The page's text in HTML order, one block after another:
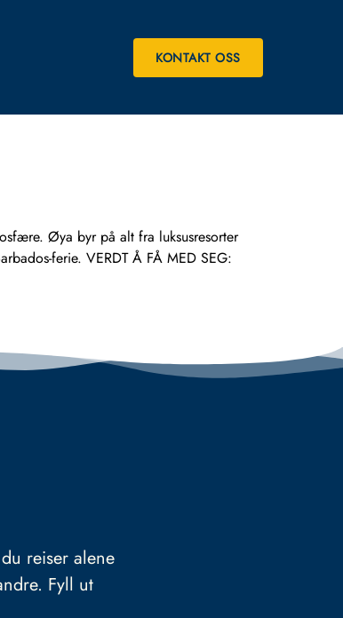
KONTAKT OSS
Øya byr på alt fra luksusresorter
ferie. VERDT Å FÅ MED SEG:
reiser alene
Fyll ut